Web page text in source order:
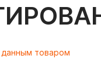
данным товаром